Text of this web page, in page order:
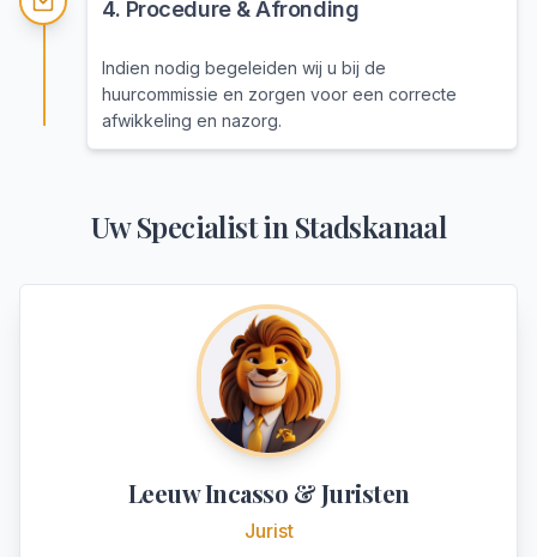
4. Procedure & Afronding
Indien nodig begeleiden wij u bij de
huurcommissie en zorgen voor een correcte
afwikkeling en nazorg.
Uw Specialist in Stadskanaal
Leeuw Incasso & Juristen
Jurist